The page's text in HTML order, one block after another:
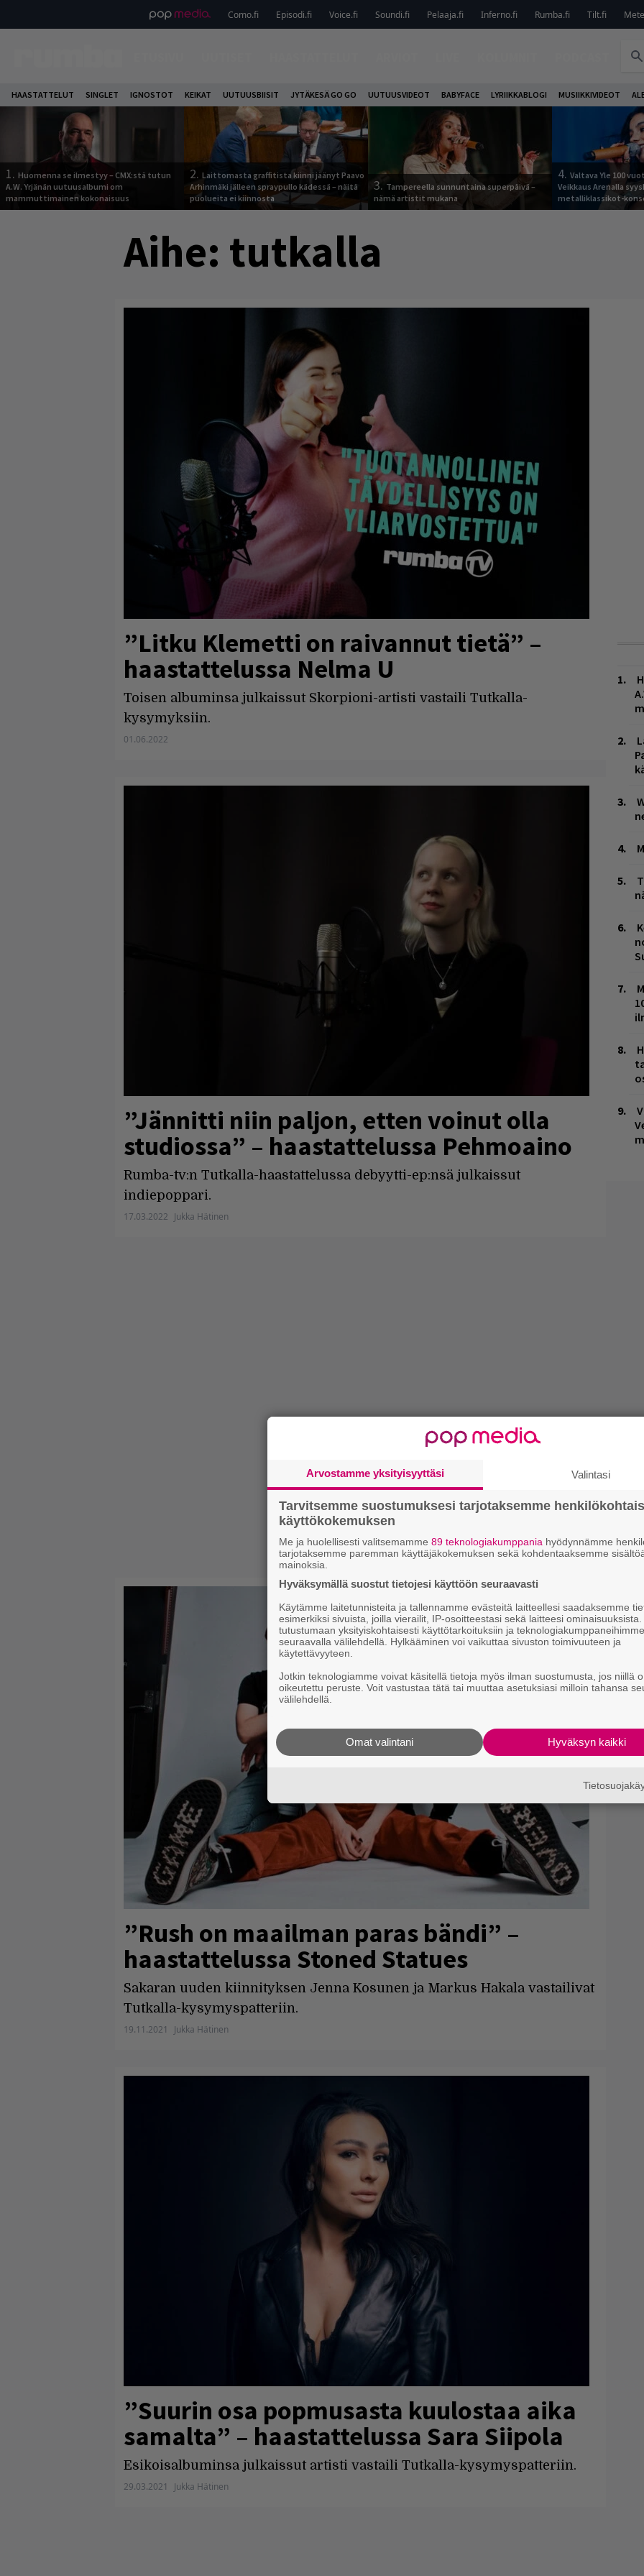
Como.fi Episodi.fi Voice.fi Soundi.fi Pelaaja.fi Inferno.fi Rumba.fi Tilt.fi
HAASTATTELUT SINGLET IGNOSTOT KEIKAT UUTUUSBIISIT JYTÄKESÄ GO GO UUTUUSVIDEOT BABYFACE LYRIIKKABLOGI MUSIIKKIVIDEOT
1. Huomenna se ilmestyy – CMX:stä tutun
A.W. Yrjänän uutuusalbumi om
mammuttimainen kokonaisuus
2. Laittomasta graffitista kiinni jäänyt Paavo
Arhinmäki jälleen spraypullo kädessä – näitä
puolueita ei kiinnosta
3. Tampereella sunnuntaina superpäivä –
nämä artistit mukana
4. Valtava Yle 100
Veikkaus Arenalla
metalliklassikot-
Aihe: tutkalla
”Litku Klemetti on raivannut tietä” –
haastattelussa Nelma U
Toisen albuminsa julkaissut Skorpioni-artisti vastaili Tutkalla-
kysymyksiin.
01.06.2022
”Jännitti niin paljon, etten voinut olla
studiossa” – haastattelussa Pehmoaino
Rumba-tv:n Tutkalla-haastattelussa debyytti-ep:nsä julkaissut
indiepoppari.
17.03.2022 Jukka Hätinen
”Rush on maailman paras bändi” –
haastattelussa Stoned Statues
Sakaran uuden kiinnityksen Jenna Kosunen ja Markus Hakala vastailivat
Tutkalla-kysymyspatteriin.
19.11.2021 Jukka Hätinen
”Suurin osa popmusasta kuulostaa aika
samalta” – haastattelussa Sara Siipola
Esikoisalbuminsa julkaissut artisti vastaili Tutkalla-kysymyspatteriin.
29.03.2021 Jukka Hätinen
Arvostamme yksityisyyttäsi Valintasi
Tarvitsemme suostumuksesi tarjotaksemme
käyttökokemuksen
Me ja huolellisesti valitsemamme 89 teknologiakumppania hyödynnämme
tarjotaksemme paremman käyttäjäkokemuksen sekä kohdentaaksemme
mainoksia.
Hyväksymällä suostut tietojesi käyttöön seuraavasti
Käytämme laitetunnisteita ja tallennamme evästeitä laitteellesi saadaksemme
esimerkiksi sivuista, joilla vierailit, IP-osoitteestasi sekä laitteesi
tutustumaan yksityiskohtaisesti käyttötarkoituksiin ja teknologiakumppaneihimme
seuraavalla välilehdellä. Hylkääminen voi vaikuttaa sivuston toimivuuteen ja
käytettävyyteen.
Jotkin teknologiamme voivat käsitellä tietoja myös ilman suostumusta, jos niillä
oikeutettu peruste. Voit vastustaa tätä tai muuttaa asetuksiasi milloin tahansa
välilehdellä.
Hyväksyn kaikki
Omat valintani